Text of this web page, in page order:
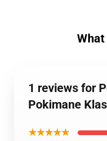
1 reviews for
Pokimane
★★★★★